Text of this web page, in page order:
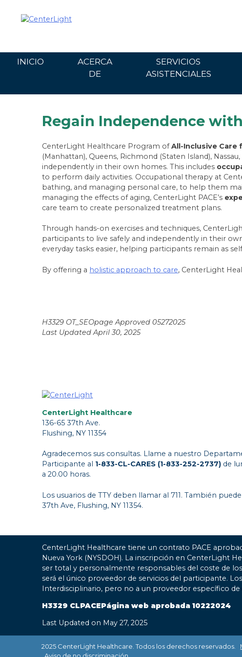
contenido
INICIO
ACERCA
DE
SERVICIOS
ASISTENCIALES
Regain Independence
CenterLight Healthcare Program ofAll-Inclusive Care
(Manhattan), Queens, Richmond (Staten Island),
independently in their own homes. This includes
to perform daily activities. Occupational therapy at
bathing, and managing personal care, to help them
managing the effects of aging, CenterLight PACE’s
care team to create personalized treatment plans.
Through hands-on exercises and techniques,
participants to live safely and independently in their
everyday tasks easier, helping participants remain as
By offering a holistic approach to care, CenterLight
H3329 OT_SEOpage Approved 05272025
Last Updated April 30, 2025
CenterLight Healthcare
136-65 37th Ave.
Flushing, NY 11354
Agradecemos sus consultas. Llame a nuestro
Participante al 1-833-CL-CARES (1-833-252-2737) de
a 20.00 horas.
Los usuarios de TTY deben llamar al 711. También
37th Ave, Flushing, NY 11354.
CenterLight Healthcare tiene un contrato PACE
Nueva York (NYSDOH). La inscripción en CenterLight
ser total y personalmente responsables del coste de
será el único proveedor de servicios del participante.
Interdisciplinario, pero no a un proveedor específico
H3329 CLPACEPágina web aprobada 10222024
Last Updated on May 27, 2025
2025 CenterLight Healthcare. Todos los derechos reservados.
Aviso de no discriminación